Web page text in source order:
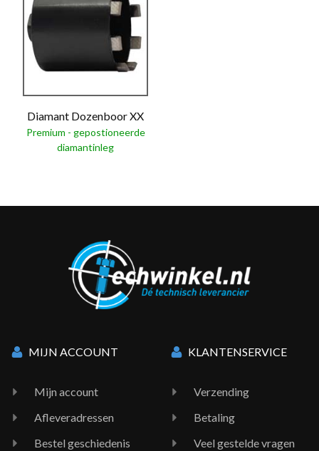
Diamant Dozenboor XX
Premium - gepostioneerde
diamantinleg
MIJN ACCOUNT
Mijn account
Afleveradressen
Bestel geschiedenis
KLANTENSERVICE
Verzending
Betaling
Veel gestelde vragen